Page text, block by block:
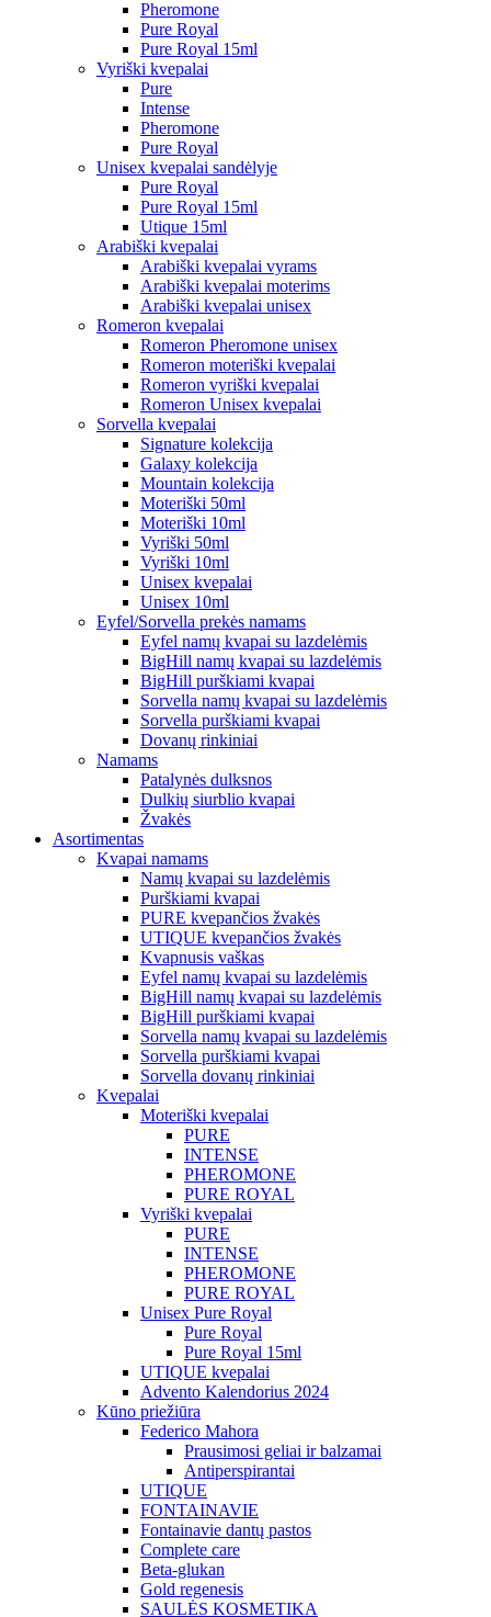
Pheromone
Pure Royal
Pure Royal 15ml
Vyriški kvepalai
Pure
Intense
Pheromone
Pure Royal
Unisex kvepalai sandėlyje
Pure Royal
Pure Royal 15ml
Utique 15ml
Arabiški kvepalai
Arabiški kvepalai vyrams
Arabiški kvepalai moterims
Arabiški kvepalai unisex
Romeron kvepalai
Romeron Pheromone unisex
Romeron moteriški kvepalai
Romeron vyriški kvepalai
Romeron Unisex kvepalai
Sorvella kvepalai
Signature kolekcija
Galaxy kolekcija
Mountain kolekcija
Moteriški 50ml
Moteriški 10ml
Vyriški 50ml
Vyriški 10ml
Unisex kvepalai
Unisex 10ml
Eyfel/Sorvella prekės namams
Eyfel namų kvapai su lazdelėmis
BigHill namų kvapai su lazdelėmis
BigHill purškiami kvapai
Sorvella namų kvapai su lazdelėmis
Sorvella purškiami kvapai
Dovanų rinkiniai
Namams
Patalynės dulksnos
Dulkių siurblio kvapai
Žvakės
Asortimentas
Kvapai namams
Namų kvapai su lazdelėmis
Purškiami kvapai
PURE kvepančios žvakės
UTIQUE kvepančios žvakės
Kvapnusis vaškas
Eyfel namų kvapai su lazdelėmis
BigHill namų kvapai su lazdelėmis
BigHill purškiami kvapai
Sorvella namų kvapai su lazdelėmis
Sorvella purškiami kvapai
Sorvella dovanų rinkiniai
Kvepalai
Moteriški kvepalai
PURE
INTENSE
PHEROMONE
PURE ROYAL
Vyriški kvepalai
PURE
INTENSE
PHEROMONE
PURE ROYAL
Unisex Pure Royal
Pure Royal
Pure Royal 15ml
UTIQUE kvepalai
Advento Kalendorius 2024
Kūno priežiūra
Federico Mahora
Prausimosi geliai ir balzamai
Antiperspirantai
UTIQUE
FONTAINAVIE
Fontainavie dantų pastos
Complete care
Beta-glukan
Gold regenesis
SAULĖS KOSMETIKA